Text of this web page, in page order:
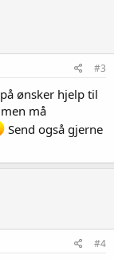
#3
ønsker hjelp til
må
Send også gjerne
#4